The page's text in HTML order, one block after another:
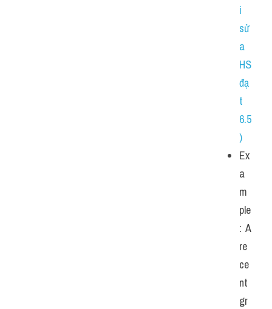
i
sử
a
HS
đạ
t
6.5
)
Ex
a
m
ple
: A
re
ce
nt
gr